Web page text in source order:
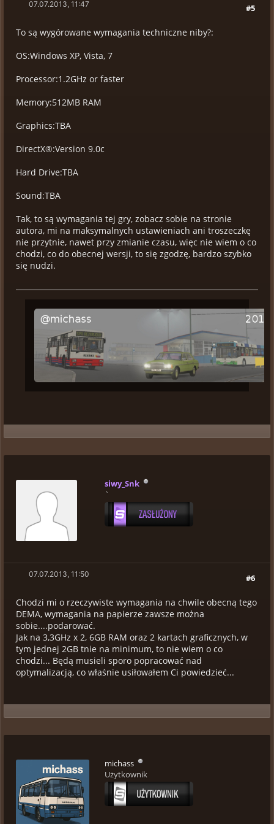
#5
07.07.2013, 11:47
To są wygórowane wymagania techniczne niby?:
OS:Windows XP, Vista, 7
Processor:1.2GHz or faster
Memory:512MB RAM
Graphics:TBA
DirectX®:Version 9.0c
Hard Drive:TBA
Sound:TBA
Tak, to są wymagania tej gry, zobacz sobie na stronie
autora, mi na maksymalnych ustawieniach ani troszeczkę
nie przytnie, nawet przy zmianie czasu, więc nie wiem o co
chodzi, co do obecnej wersji, to się zgodzę, bardzo szybko
się nudzi.
siwy_Snk
`
#6
07.07.2013, 11:50
Chodzi mi o rzeczywiste wymagania na chwile obecną tego
DEMA, wymagania na papierze zawsze można
sobie....podarować.
Jak na 3,3GHz x 2, 6GB RAM oraz 2 kartach graficznych, w
tym jednej 2GB tnie na minimum, to nie wiem o co
chodzi... Będą musieli sporo popracować nad
optymalizacją, co właśnie usiłowałem Ci powiedzieć...
michass
Użytkownik